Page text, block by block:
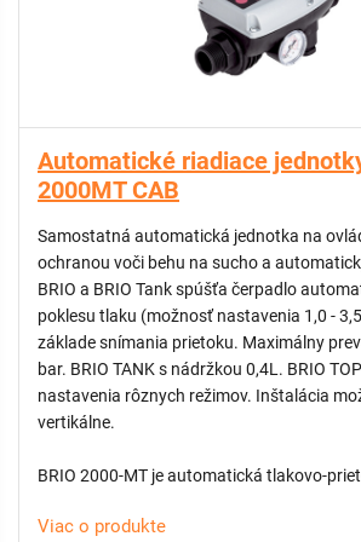
kompenzuje tlakovú stratu vznikajúcu
- kompletný systém ochrán a istenie
Automatické riadiace
2000MT CAB
Samostatná automatická jednotka na
ochranou voči behu na sucho a
BRIO a BRIO Tank spúšťa čerpadlo
poklesu tlaku (možnosť nastavenia 1,0 -
základe snímania prietoku. Maximálny
bar. BRIO TANK s nádržkou 0,4L. BRIO
nastavenia rôznych režimov. Inštalácia
vertikálne.
BRIO 2000-MT je automatická tlakovo-
Spája funkciu tlakového spínača a
Viac o produkte